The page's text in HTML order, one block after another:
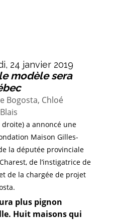
24 janvier 2019
modèle sera
a annoncé une
Maison Gilles-
la députée provinciale
de l’instigatrice de
de la chargée de projet
plus pignon
Huit maisons qui